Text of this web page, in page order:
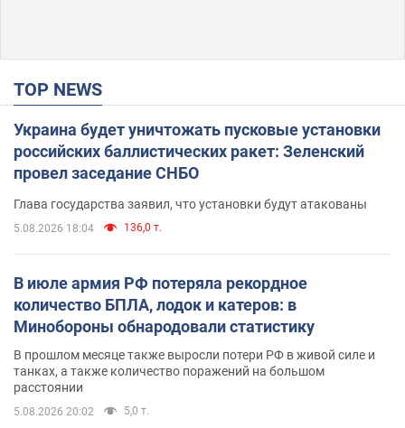
TOP NEWS
Украина будет уничтожать пусковые установки
российских баллистических ракет: Зеленский
провел заседание СНБО
Глава государства заявил, что установки будут атакованы
5.08.2026 18:04 136,0 т.
В июле армия РФ потеряла рекордное
количество БПЛА, лодок и катеров: в
Минобороны обнародовали статистику
В прошлом месяце также выросли потери РФ в живой силе и
танках, а также количество поражений на большом
расстоянии
5.08.2026 20:02 5,0 т.